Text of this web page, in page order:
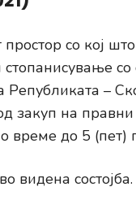
со кој
стопанисување
Републиката –
закуп на
време до 5 (пет)
видена состојба.